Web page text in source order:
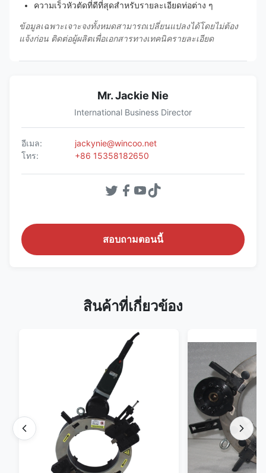
ความเร็วหัวตัดที่ดีที่สุดสําหรับรายละเอียดท่อต่าง ๆ
ข้อมูลเฉพาะเจาะจงทั้งหมดสามารถเปลี่ยนแปลงได้โดยไม่ต้อง
แจ้งก่อน ติดต่อผู้ผลิตเพื่อเอกสารทางเทคนิครายละเอียด
Mr. Jackie Nie
International Business Director
อีเมล:
jackynie@wincoo.net
โทร:
+86 15358182650
สอบถามตอนนี้
สินค้าที่เกี่ยวข้อง